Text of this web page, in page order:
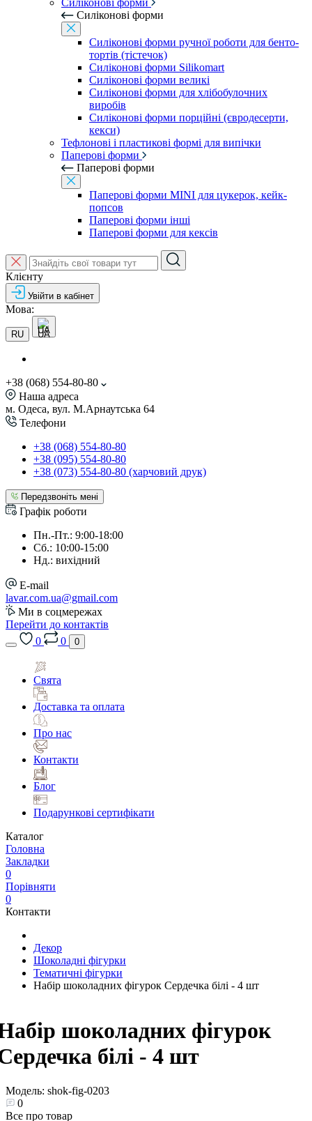
Силіконові форми
Силіконові форми
Силіконові форми ручної роботи для бенто-
тортів (тістечок)
Силіконові форми Silikomart
Силіконові форми великі
Силіконові форми для хлібобулочних
виробів
Силіконові форми порційні (євродесерти,
кекси)
Тефлонові і пластикові формі для випічки
Паперові форми
Паперові форми
Паперові форми MINI для цукерок, кейк-
попсов
Паперові форми інші
Паперові форми для кексів
Клієнту
Увійти в кабінет
Мова:
RU UA
+38 (068) 554-80-80
Наша адреса
м. Одеса, вул. М.Арнаутська 64
Телефони
+38 (068) 554-80-80
+38 (095) 554-80-80
+38 (073) 554-80-80 (харчовий друк)
Передзвоніть мені
Графік роботи
Пн.-Пт.: 9:00-18:00
Сб.: 10:00-15:00
Нд.: вихідний
E-mail
lavar.com.ua@gmail.com
Ми в соцмережах
Перейти до контактів
0
0 0
Свята
Доставка та оплата
Про нас
Контакти
Блог
Подарункові сертифікати
Каталог
Головна
Закладки
0
Порівняти
0
Контакти
Декор
Шоколадні фігурки
Тематичні фігурки
Набір шоколадних фігурок Сердечка білі - 4 шт
шоколадних фігурок
білі - 4 шт
Модель: shok-fig-0203
0
Все про товар